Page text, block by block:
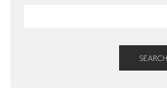
SEARCH